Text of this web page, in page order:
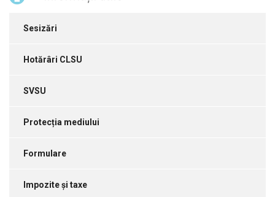
Sesizări
Hotărâri CLSU
SVSU
Protecția mediului
Formulare
Impozite și taxe